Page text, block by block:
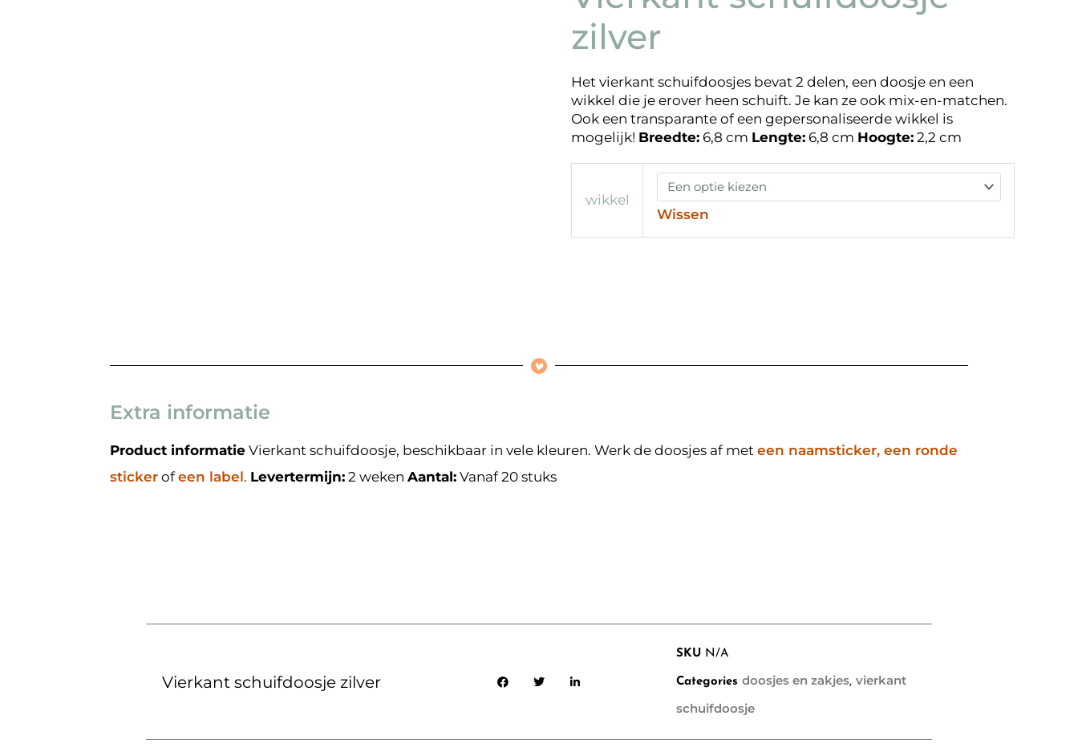
zilver
Het vierkant schuifdoosjes bevat 2 delen, een doosje en een
wikkel die je erover heen schuift. Je kan ze ook mix-en-matchen.
Ook een transparante of een gepersonaliseerde wikkel is
mogelijk! Breedte: 6,8 cm Lengte: 6,8 cm Hoogte: 2,2 cm
wikkel
Wissen
Extra informatie
Product informatie Vierkant schuifdoosje, beschikbaar in vele kleuren. Werk de doosjes af met een naamsticker, een ronde
sticker ofeen label. Levertermijn: 2 weken Aantal: Vanaf 20 stuks
Vierkant schuifdoosje zilver
SKU N/A
Categories doosjes en zakjes, vierkant
schuifdoosje